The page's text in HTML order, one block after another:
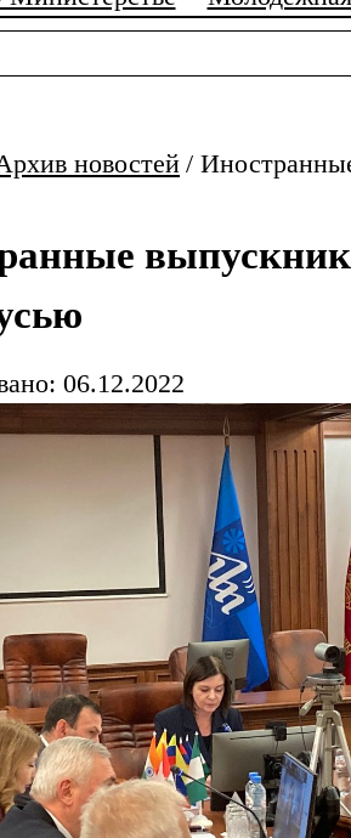
новостей /
06.12.2022